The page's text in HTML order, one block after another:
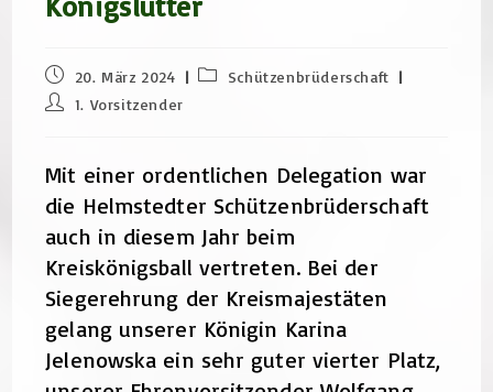
Beitrag
veröffentlicht:
20. März 2024
Beitrags-
Schützenbrüderschaft
Beitrags-
1. Vorsitzender
Mit einer ordentlichen Delegation war
die Helmstedter Schützenbrüderschaft
auch in diesem Jahr beim
Kreiskönigsball vertreten. Bei der
Siegerehrung der Kreismajestäten
gelang unserer Königin Karina
Jelenowska ein sehr guter vierter Platz,